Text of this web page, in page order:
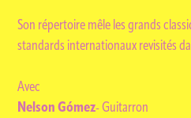
Son répertoire mêle les grands
standards internationaux revisités
Avec
Nelson Gómez- Guitarron